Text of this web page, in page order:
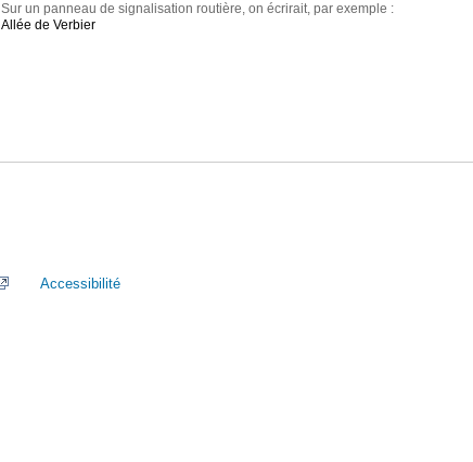
Sur un panneau de signalisation routière, on écrirait, par exemple :
Allée de Verbier
Accessibilité